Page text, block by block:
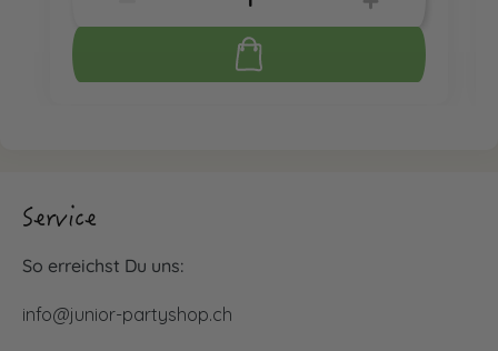
Service
So erreichst Du uns:
info@junior-partyshop.ch